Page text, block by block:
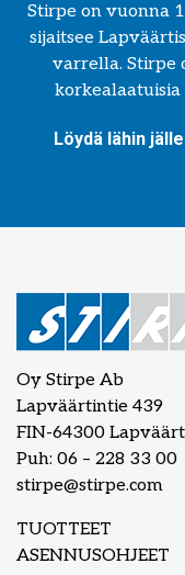
Stirpe on vuonna
sijaitsee
varrella. Stirpe
Löydä lähin
Oy Stirpe Ab
Lapväärtintie 439
FIN-64300
Puh: 06 – 228 33 00
stirpe@stirpe.com
TUOTTEET
ASENNUSOHJEET